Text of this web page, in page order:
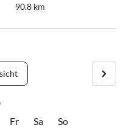
90.8 km
Fr Sa So